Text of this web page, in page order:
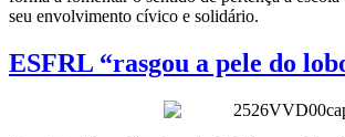
seu envolvimento cívico e solidário.
ESFRL “rasgou a pele do